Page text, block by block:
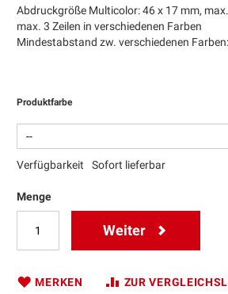
Abdruckgröße Multicolor: 46 x 17 mm,
max. 3 Zeilen in verschiedenen Farben
Mindestabstand zw. verschiedenen
Produktfarbe
Verfügbarkeit Sofort lieferbar
Menge
Weiter
MERKEN ZUR